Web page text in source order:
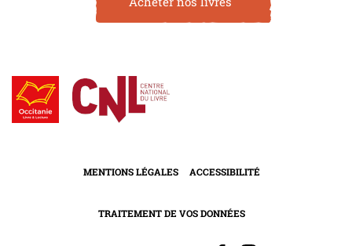
MENTIONS LÉGALES ACCESSIBILITÉ
TRAITEMENT DE VOS DONNÉES